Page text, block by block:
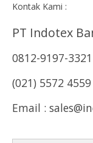
Kontak Kami :
PT Indotex
0812-9197-3321
(021) 5572 4559
Email :